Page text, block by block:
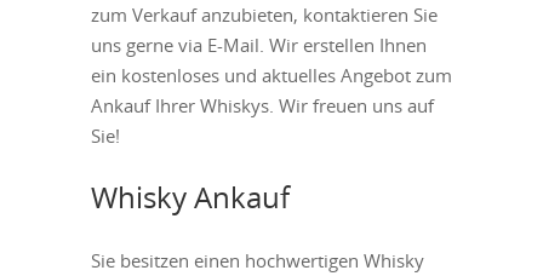
zum Verkauf anzubieten, kontaktieren Sie
uns gerne via E-Mail. Wir erstellen Ihnen
ein kostenloses und aktuelles Angebot zum
Ankauf Ihrer Whiskys. Wir freuen uns auf
Sie!
Whisky Ankauf
Sie besitzen einen hochwertigen Whisky